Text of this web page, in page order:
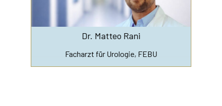
Dr. Matteo Rani
Facharzt für Urologie, FEBU